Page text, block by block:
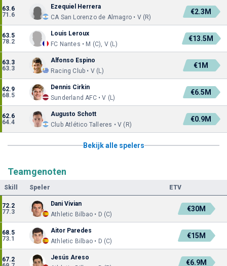
63.6
71.6
Ezequiel Herrera
CA San Lorenzo de Almagro • V (R)
€2.3M
63.5
78.2
Louis Leroux
FC Nantes • M (C), V (L)
€13.5M
63.3
63.3
Alfonso Espino
Racing Club • V (L)
€1M
62.9
68.5
Dennis Cirkin
Sunderland AFC • V (L)
€6.5M
62.6
64.4
Augusto Schott
Club Atlético Talleres • V (R)
€0.9M
Bekijk alle spelers
Teamgenoten
Skill Speler ETV
72.2
77.3
Dani Vivian
Athletic Bilbao • D (C)
€30M
68.5
73.1
Aitor Paredes
Athletic Bilbao • D (C)
€15M
67.2
Jesús Areso
€6.9M